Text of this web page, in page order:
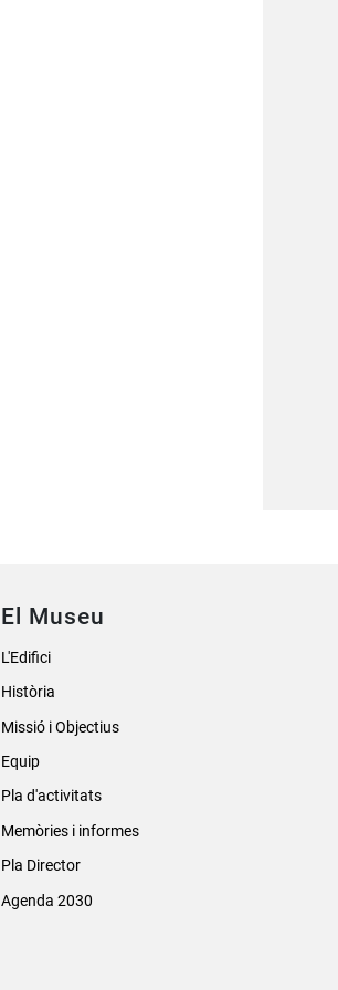
El Museu
L'Edifici
Història
Missió i Objectius
Equip
Pla d'activitats
Memòries i informes
Pla Director
Agenda 2030